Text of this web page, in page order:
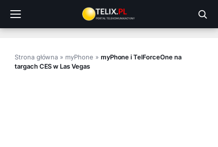
treści
Strona główna » myPhone » myPhone i TelForceOne na
targach CES w Las Vegas